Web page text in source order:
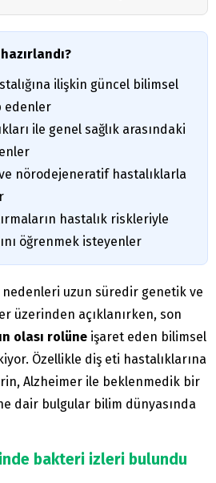
ilişkin güncel bilimsel
edenler
ile genel sağlık arasındaki
ve nörodejeneratif hastalıklarla
hastalık riskleriyle
öğrenmek isteyenler
nedenleri uzun süredir genetik ve
üzerinden açıklanırken, son
olası rolüne işaret eden bilimsel
Özellikle diş eti hastalıklarına
Alzheimer ile beklenmedik bir
dair bulgular bilim dünyasında
bakteri izleri bulundu